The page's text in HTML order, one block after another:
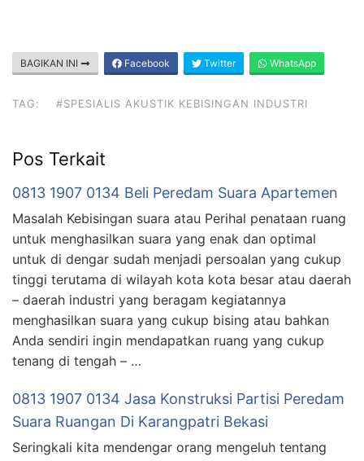
BAGIKAN INI Facebook Twitter WhatsApp
TAG: #SPESIALIS AKUSTIK KEBISINGAN INDUSTRI
Pos Terkait
0813 1907 0134 Beli Peredam Suara Apartemen
Masalah Kebisingan suara atau Perihal penataan ruang
untuk menghasilkan suara yang enak dan optimal
untuk di dengar sudah menjadi persoalan yang cukup
tinggi terutama di wilayah kota kota besar atau daerah
– daerah industri yang beragam kegiatannya
menghasilkan suara yang cukup bising atau bahkan
Anda sendiri ingin mendapatkan ruang yang cukup
tenang di tengah – …
0813 1907 0134 Jasa Konstruksi Partisi Peredam
Suara Ruangan Di Karangpatri Bekasi
Seringkali kita mendengar orang mengeluh tentang